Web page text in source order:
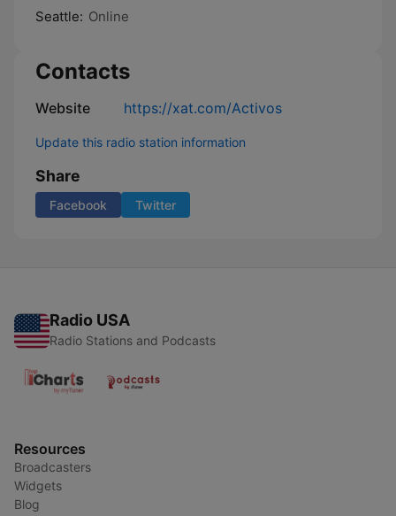
Seattle: Online
Contacts
Website https://xat.com/Activos
Update this radio station information
Share
Facebook Twitter
Radio USA
Radio Stations and Podcasts
Resources
Broadcasters
Widgets
Blog